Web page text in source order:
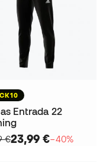
Entrada 22
€23,99 €−40%